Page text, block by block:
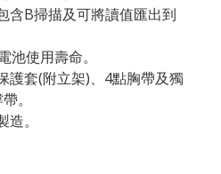
含B掃描及可將讀值匯出到
池使用壽命。
護套(附立架)、4點胸帶及獨
。
。